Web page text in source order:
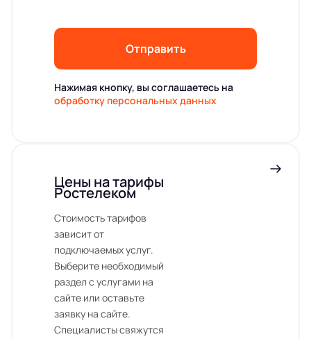
Отправить
Нажимая кнопку, вы соглашаетесь на
обработку персональных данных
Цены на тарифы
Ростелеком
Стоимость тарифов
зависит от
подключаемых услуг.
Выберите необходимый
раздел с услугами на
сайте или оставьте
заявку на сайте.
Специалисты свяжутся